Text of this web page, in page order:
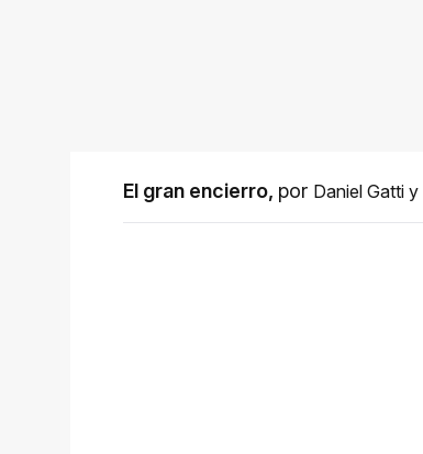
El gran encierro, por Daniel Gatti y